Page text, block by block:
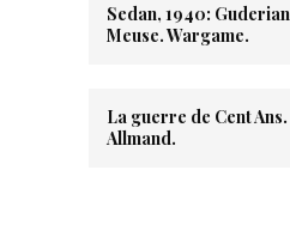
Sedan, 1940:
Meuse. Wargame.
La guerre de Cent
Allmand.